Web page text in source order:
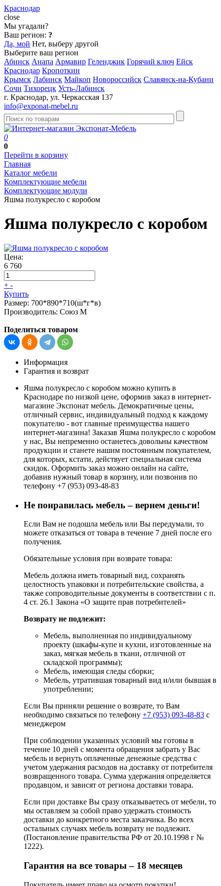
Краснодар
close
Мы угадали?
Ваш регион: ?
Да, мой Нет, выберу другой
Выберите ваш регион
Абинск Анапа Армавир Геленджик Горячий ключ Ейск
Краснодар Кропоткин
Крымск Лабинск Майкоп Новороссийск Славянск-на-Кубани
Сочи Тихорецк Усть-Лабинск
г. Краснодар, ул. Черкасская 137
info@exponat-mebel.ru
0
0
Перейти в корзину
Главная
Каталог мебели
Комплектующие мебели
Комплектующие модули
Яшма полукресло с коробом
Яшма полукресло с коробом
Цена:
6 760
+ -
Купить
Размер: 700*890*710(ш*г*в)
Производитель: Союз М
Поделиться товаром
Информация
Гарантия и возврат
Яшма полукресло с коробом можно купить в
Краснодаре по низкой цене, оформив заказ в интернет-
магазине Экспонат мебель. Демократичные цены,
отличный сервис, индивидуальный подход к каждому
покупателю - вот главные преимущества нашего
интернет-магазина! Заказав Яшма полукресло с коробом
у нас, Вы непременно останетесь довольны качеством
продукции и станете нашим постоянным покупателем,
для которых, кстати, действует специальная система
скидок. Оформить заказ можно онлайн на сайте,
добавив нужный товар в корзину, или позвонив по
телефону +7 (953) 093-48-83
Не понравилась мебель – вернем деньги!
Если Вам не подошла мебель или Вы передумали, то
можете отказаться от товара в течение 7 дней после его
получения.
Обязательные условия при возврате товара:
Мебель должна иметь товарный вид, сохранять
целостность упаковки и потребительские свойства, а
также сопроводительные документы в соответствии с п.
4 ст. 26.1 Закона «О защите прав потребителей»
Возврату не подлежит:
Мебель, выполненная по индивидуальному
проекту (шкафы-купе и кухни, изготовленные на
заказ, мягкая мебель в ткани, отличной от
складской программы);
Мебель, имеющая следы сборки;
Мебель, утратившая товарный вид и/или бывшая в
употреблении;
Если Вы приняли решение о возврате, то Вам
необходимо связаться по телефону +7 (953) 093-48-83 с
менеджером
При соблюдении указанных условий мы готовы в
течение 10 дней с момента обращения забрать у Вас
мебель и вернуть оплаченные денежные средства с
учетом удержания расходов на доставку от потребителя
возвращенного товара. Сумма удержания определяется
продавцом, и зависят от региона доставки товара.
Если при доставке Вы сразу отказываетесь от мебели, то
мы оставляем за собой право удержать стоимость
доставки до конкретного места заказчика. Во всех
остальных случаях мебель возврату не подлежит.
(Постановление правительства РФ от 20.10.1998 г №
1222).
Гарантия на все товары – 18 месяцев